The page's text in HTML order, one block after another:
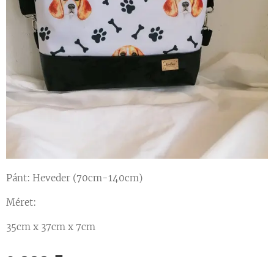
Pánt: Heveder (70cm-140cm)
Méret:
35cm x 37cm x 7cm